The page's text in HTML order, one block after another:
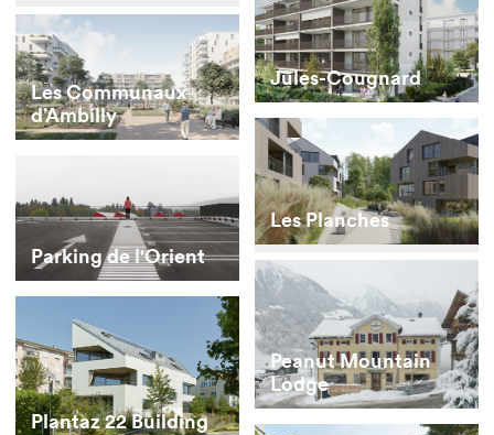
Jules-Cougnard
Les Communaux
d’Ambilly
Les Planches
Parking de l'Orient
Peanut Mountain
Lodge
Plantaz 22 Building